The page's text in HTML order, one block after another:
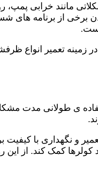
مانند خرابی
از برنامه های
زمینه تعمیر انواع
ی طولانی مدت
و نگهداری با کیفیت
کولرها کمک کند. از این